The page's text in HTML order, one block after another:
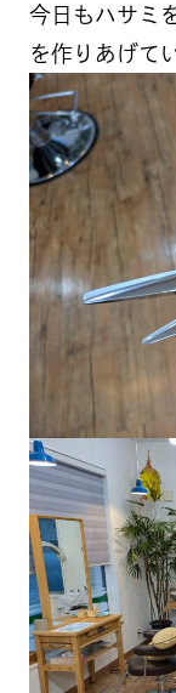
今日もハサミ
を作りあげて